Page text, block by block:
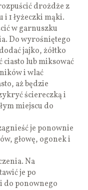
drożdże z
1 łyżeczki mąki.
w garnuszku
Do wyrośniętego
jajko, żółtko
ciasto lub miksować
i wlać
aż będzie
ściereczką i
miejscu do
je ponownie
głowę, ogonek i
Na
je po
do ponownego